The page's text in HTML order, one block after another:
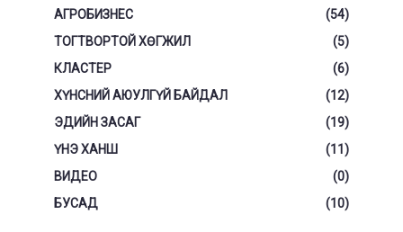
АГРОБИЗНЕС
(54)
ТОГТВОРТОЙ ХӨГЖИЛ
(5)
КЛАСТЕР
(6)
ХҮНСНИЙ АЮУЛГҮЙ БАЙДАЛ
(12)
ЭДИЙН ЗАСАГ
(19)
ҮНЭ ХАНШ
(11)
ВИДЕО
(0)
БУСАД
(10)